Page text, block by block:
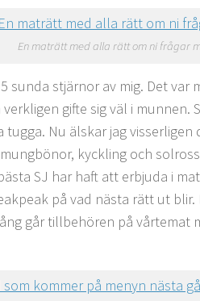
En maträtt med alla rätt om ni frågar
sunda stjärnor av mig. Det var
gifte sig väl i
tugga. Nu älskar jag
kyckling och
SJ har haft att erbjuda i
på vad nästa rätt ut
går tillbehören på vårtemat